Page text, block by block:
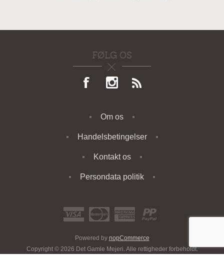
FØLG OS
Om os
Handelsbetingelser
Kontakt os
Persondata politik
Powered by nopCommerce
Copyright © 2026 Det Gamle Mejeri. Alle rettigheder forbeholdt.